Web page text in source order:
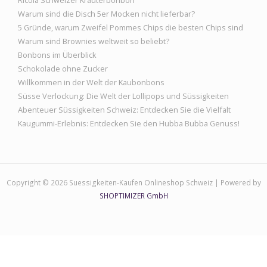
Warum sind die Disch 5er Mocken nicht lieferbar?
5 Gründe, warum Zweifel Pommes Chips die besten Chips sind
Warum sind Brownies weltweit so beliebt?
Bonbons im Überblick
Schokolade ohne Zucker
Willkommen in der Welt der Kaubonbons
Süsse Verlockung: Die Welt der Lollipops und Süssigkeiten
Abenteuer Süssigkeiten Schweiz: Entdecken Sie die Vielfalt
Kaugummi-Erlebnis: Entdecken Sie den Hubba Bubba Genuss!
Copyright © 2026 Suessigkeiten-Kaufen Onlineshop Schweiz | Powered by
SHOPTIMIZER GmbH